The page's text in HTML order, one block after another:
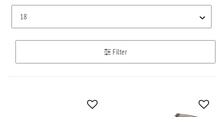
Filter